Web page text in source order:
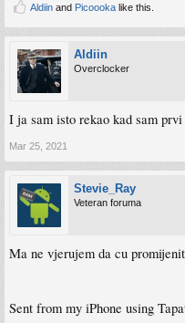
Aldiin and Picoooka like this.
Aldiin
Overclocker
I ja sam isto rekao kad sam
Mar 25, 2021
Stevie_Ray
Veteran foruma
Ma ne vjerujem da cu
Sent from my iPhone using